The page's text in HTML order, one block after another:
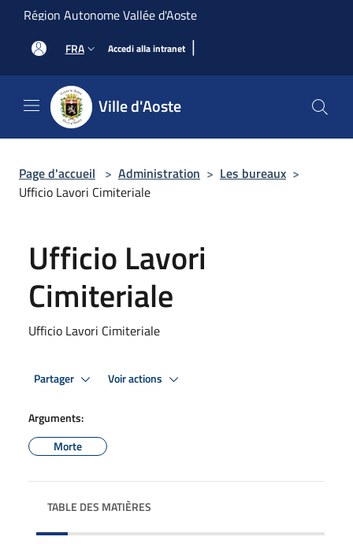
Salta al contenuto principale
Région Autonome Vallée d'Aoste
FRA Accedi alla intranet |
Ville d'Aoste
Page d'accueil > Administration > Les bureaux >
Ufficio Lavori Cimiteriale
Ufficio Lavori
Cimiteriale
Ufficio Lavori Cimiteriale
Partager Voir actions
Arguments:
Morte
TABLE DES MATIÈRES